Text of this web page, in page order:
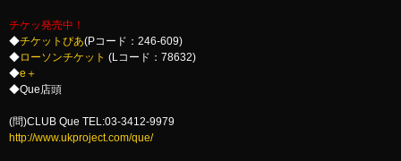
チケッ発売中！
◆チケットぴあ(Pコード：246-609)
◆ローソンチケット (Lコード：78632)
◆e＋
◆Que店頭
(問)CLUB Que TEL:03-3412-9979
http://www.ukproject.com/que/